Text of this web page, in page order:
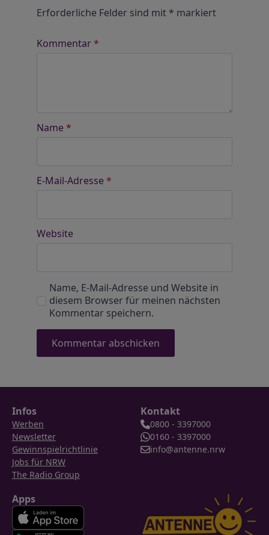
Erforderliche Felder sind mit* markiert
Kommentar*
Name *
E-Mail-Adresse *
Website
Name, E-Mail-Adresse und Website in
diesem Browser für meinen nächsten
Kommentar speichern.
Infos
Werben
Newsletter
Gewinnspielrichtlinie
Jobs für NRW
The Radio Group
Kontakt
0800 - 3397000
0160 - 3397000
info@antenne.nrw
Apps